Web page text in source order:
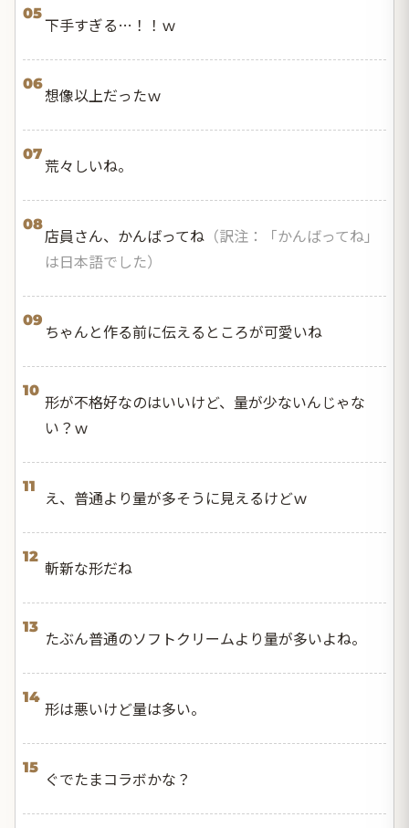
05
下手すぎる…！！ｗ
06
想像以上だったｗ
07
荒々しいね。
08
店員さん、かんばってね （訳注：「かんばってね」
は日本語でした）
09
ちゃんと作る前に伝えるところが可愛いね
10
形が不格好なのはいいけど、量が少ないんじゃな
い？ｗ
11
え、普通より量が多そうに見えるけどｗ
12
斬新な形だね
13
たぶん普通のソフトクリームより量が多いよね。
14
形は悪いけど量は多い。
15
ぐでたまコラボかな？